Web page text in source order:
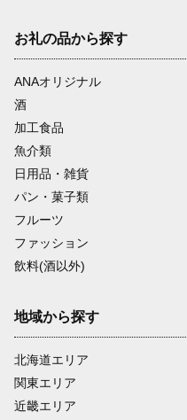
お礼の品から探す
ANAオリジナル
酒
加工食品
魚介類
日用品・雑貨
パン・菓子類
フルーツ
ファッション
飲料(酒以外)
地域から探す
北海道エリア
関東エリア
近畿エリア